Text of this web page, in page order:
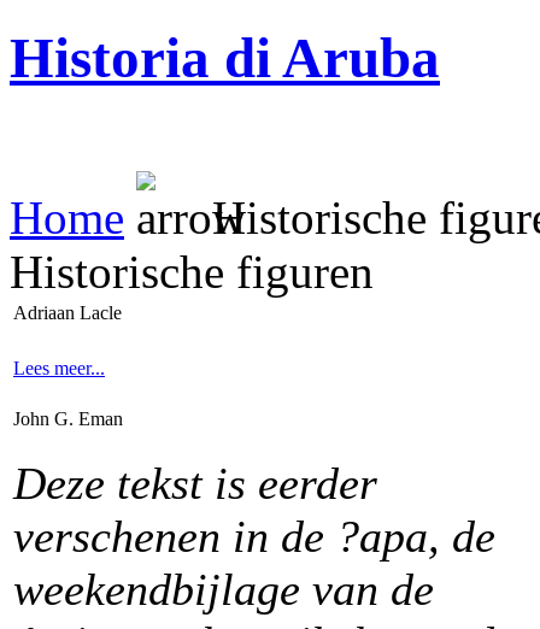
Historia di Aruba
Home
Historische
Historische figuren
Adriaan Lacle
Lees meer...
John G. Eman
Deze tekst is eerder
verschenen in de ?apa, de
weekendbijlage van de